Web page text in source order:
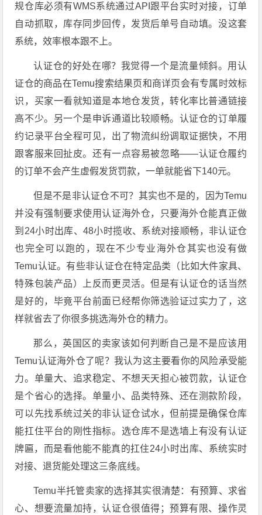
规仓库必须有WMS系统通过API跟平台实时对接，订单
自动抓取，库存同步回传，发货后单号自动填。 没这套
系统，效率根本跟不上。
认证仓的好处在哪？我觉得一个是流量倾斜。用认
证仓的商品在Temu搜索结果页和商详页会有专属时效标
识，买家一看就知道是本地仓发货，转化率比普通链接
高不少。另一个是申诉通道比较顺畅。认证仓的订单履
约记录平台全程可见，出了物流纠纷调取证据快，不用
跟客服来回扯皮。还有一点容易被忽略——认证仓履约
的订单不会产生虚假发货罚款，一单就能省下140元。
但是不是非认证仓不可？其实也不是的，因为Temu
并没有强制要求使用认证海外仓，只要海外仓能真正做
到24小时出库、48小时揽收、系统对接顺畅，非认证仓
也完全可以跑的，现在不少专业海外仓其实也没有做
Temu认证。有些非认证仓在特定品类（比如大件家具、
特殊包装产品）上反而更灵活。但是有认证仓的话当然
是好的，毕竟平台前面已经帮你筛选验证过实力了，这
样就省去了你很多挑选海外仓的精力。
那么，英国区的卖家该如何判断自己是不是应该用
Temu认证海外仓了呢？我认为这主要看你的风险承受能
力。单量大、追求稳定、不想天天担心被罚款，认证仓
是个省心的选择。单量小、品类特殊、还在测款阶段，
可以先找系统过关的非认证仓试水，但前提是确保仓库
能扛住平台的刚性指标。选仓库不是选墙上有没有认证
牌匾，而是看他能不能真的扛住24小时出库、系统实时
对接、退货能处理这三条底线。
Temu半托管卖家的选择其实很清楚：有预算、求省
心、想要流量加持，认证仓很值得；预算有限、操作灵